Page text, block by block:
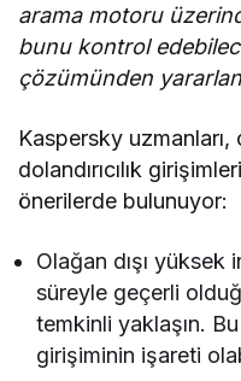
arama motoru
bunu kontrol
çözümünden
Kaspersky
dolandırıcılık
önerilerde bulunuyor:
Olağan dışı yüksek
süreyle geçerli
temkinli yaklaşın. Bu
girişiminin işareti